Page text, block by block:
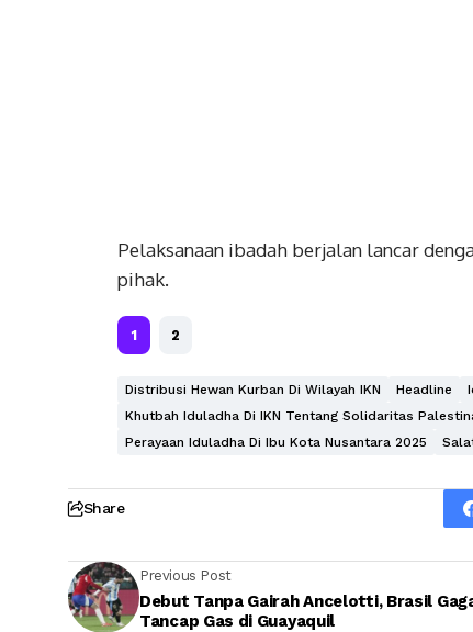
Pelaksanaan ibadah berjalan lancar
pihak.
1 2
Distribusi Hewan Kurban Di Wilayah IKN Headline
Khutbah Iduladha Di IKN Tentang Solidaritas
Perayaan Iduladha Di Ibu Kota Nusantara 2025
Share
Previous Post
Debut Tanpa Gairah Ancelotti, Brasil
Tancap Gas di Guayaquil